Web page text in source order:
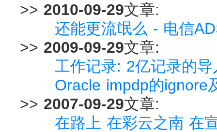
>> 2010-09-29文章:
还能更流氓么 - 电信
>> 2009-09-29文章:
工作记录: 2亿记录的
Oracle impdp的ignore
>> 2007-09-29文章:
在路上 在彩云之南 在